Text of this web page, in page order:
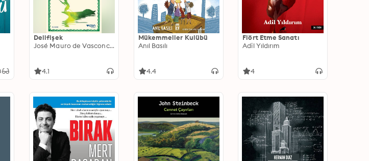
Delifişek
José Mau­ro de Vasconcelos
4.1
Mükemmeller Kulübü
Anıl Basılı
4.4
Flört Etme Sanatı
Adil Yıldırım
4